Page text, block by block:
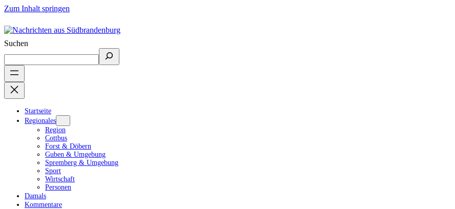
Zum Inhalt springen
Suchen
Startseite
Regionales
Region
Cottbus
Forst & Döbern
Guben & Umgebung
Spremberg & Umgebung
Sport
Wirtschaft
Personen
Damals
Kommentare